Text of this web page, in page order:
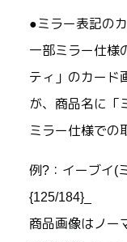
●ミラー表記の
一部ミラー仕様
ティ」のカード
が、商品名に「
ミラー仕様での
例?：イーブイ(
{125/184}_
商品画像はノー